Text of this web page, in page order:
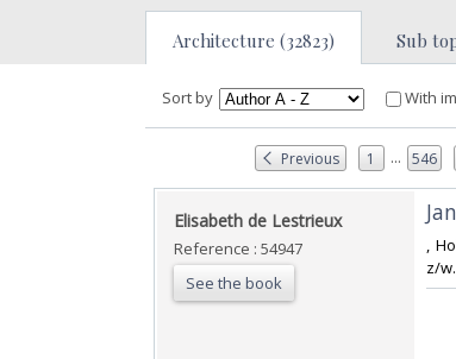
Architecture (32823) Sub
Sort by With
Previous 1 ... 546
‎Elisabeth de Lestrieux‎
Reference : 54947
See the book
‎,
z/w.‎